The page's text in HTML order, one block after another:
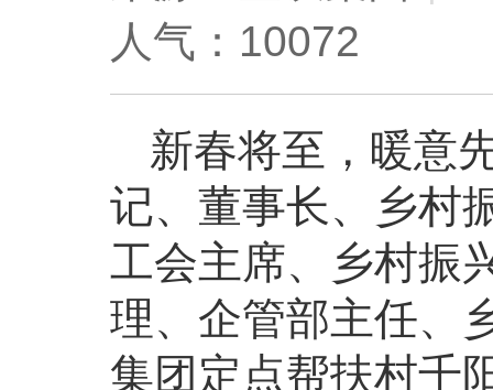
人气：10072
新春将至，暖意
记、董事长、乡村
工会主席、乡村振
理、企管部主任、
集团定点帮扶村千